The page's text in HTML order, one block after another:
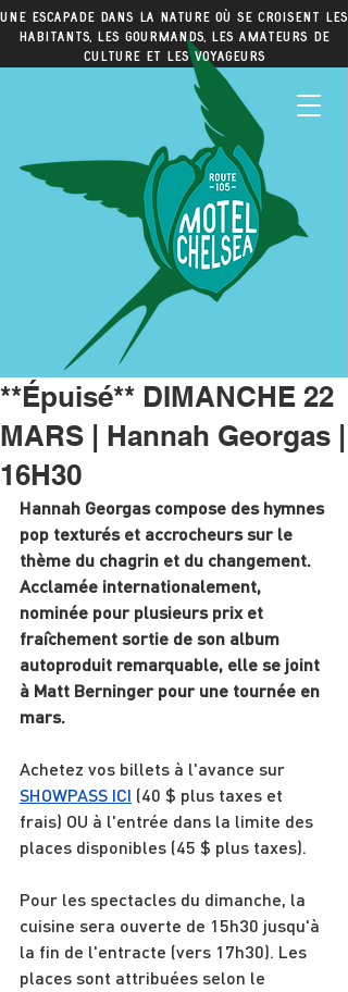
Une escapade dans la nature où se croisent les
habitants, les gourmands, les amateurs de
culture et les voyageurs
**Épuisé** DIMANCHE 22
MARS | Hannah Georgas |
16H30
Hannah Georgas compose des hymnes
pop texturés et accrocheurs sur le
thème du chagrin et du changement.
Acclamée internationalement,
nominée pour plusieurs prix et
fraîchement sortie de son album
autoproduit remarquable, elle se joint
à Matt Berninger pour une tournée en
mars.
Achetez vos billets à l'avance sur
SHOWPASS ICI (40 $ plus taxes et
frais) OU à l'entrée dans la limite des
places disponibles (45 $ plus taxes).
Pour les spectacles du dimanche, la
cuisine sera ouverte de 15h30 jusqu'à
la fin de l'entracte (vers 17h30). Les
places sont attribuées selon le